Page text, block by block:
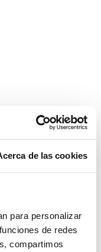
de las cookies
para personalizar
de redes
compartimos